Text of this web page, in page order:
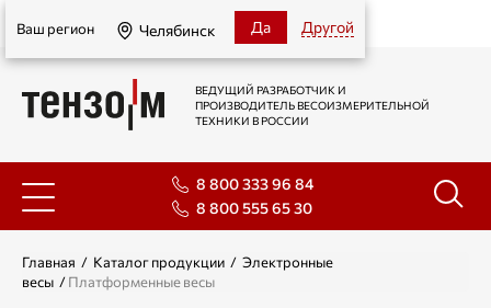
Челябинск
Ваш регион Челябинск Да Другой
ВЕДУЩИЙ РАЗРАБОТЧИК И
ПРОИЗВОДИТЕЛЬ ВЕСОИЗМЕРИТЕЛЬНОЙ
ТЕХНИКИ В РОССИИ
8 800 333 96 84
8 800 555 65 30
Главная / Каталог продукции / Электронные
весы /Платформенные весы